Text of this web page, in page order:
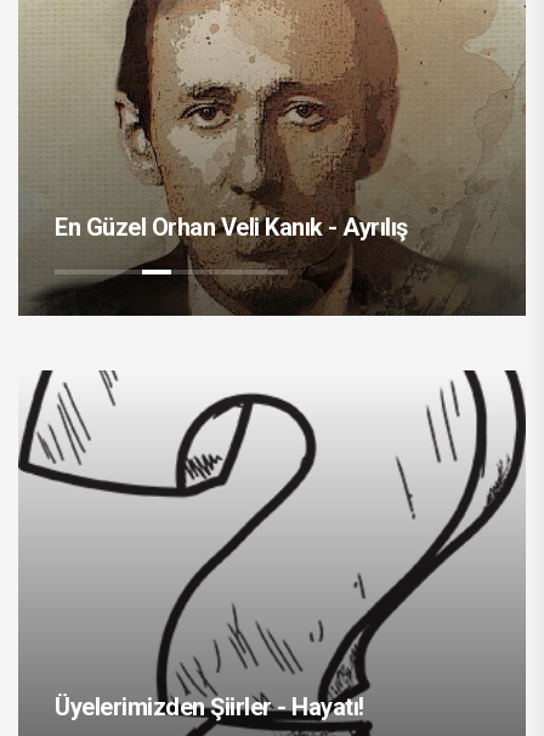
Veli Kanık - Ayrılış
En Güzel
Şiirler - Hayatı!